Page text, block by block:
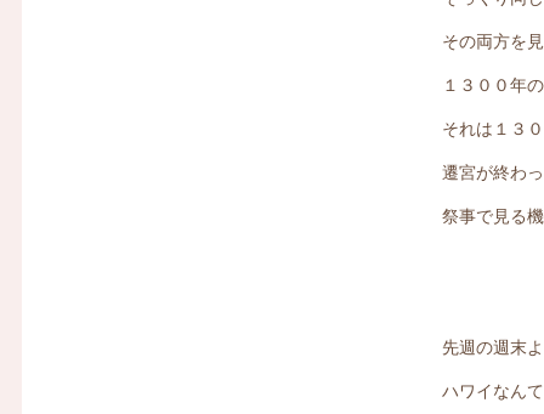
その両方を
１３００年
それは１３
遷宮が終わ
祭事で見る
先週の週末
ハワイなん